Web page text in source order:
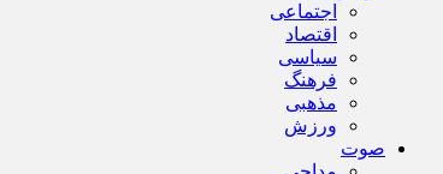
اجتماعی
اقتصاد
سیاسی
فرهنگ
مذهبی
ورزش
صوت